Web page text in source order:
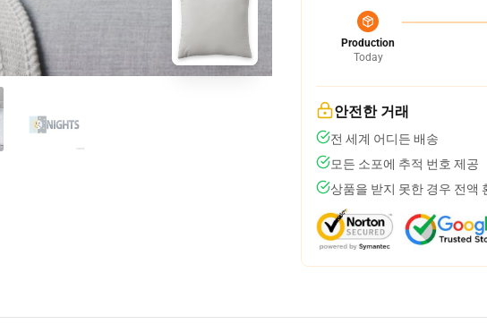
Production
Today
안전한 거래
전 세계 어디든 배송
모든 소포에 추적 번호 제공
상품을 받지 못한 경우 전액